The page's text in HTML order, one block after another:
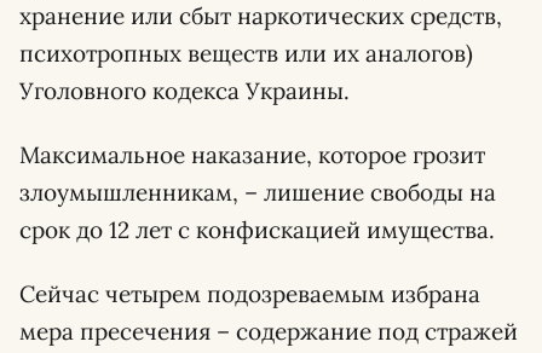
хранение или сбыт наркотических средств,
психотропных веществ или их аналогов)
Уголовного кодекса Украины.
Максимальное наказание, которое грозит
злоумышленникам, – лишение свободы на
срок до 12 лет с конфискацией имущества.
Сейчас четырем подозреваемым избрана
мера пресечения – содержание под стражей